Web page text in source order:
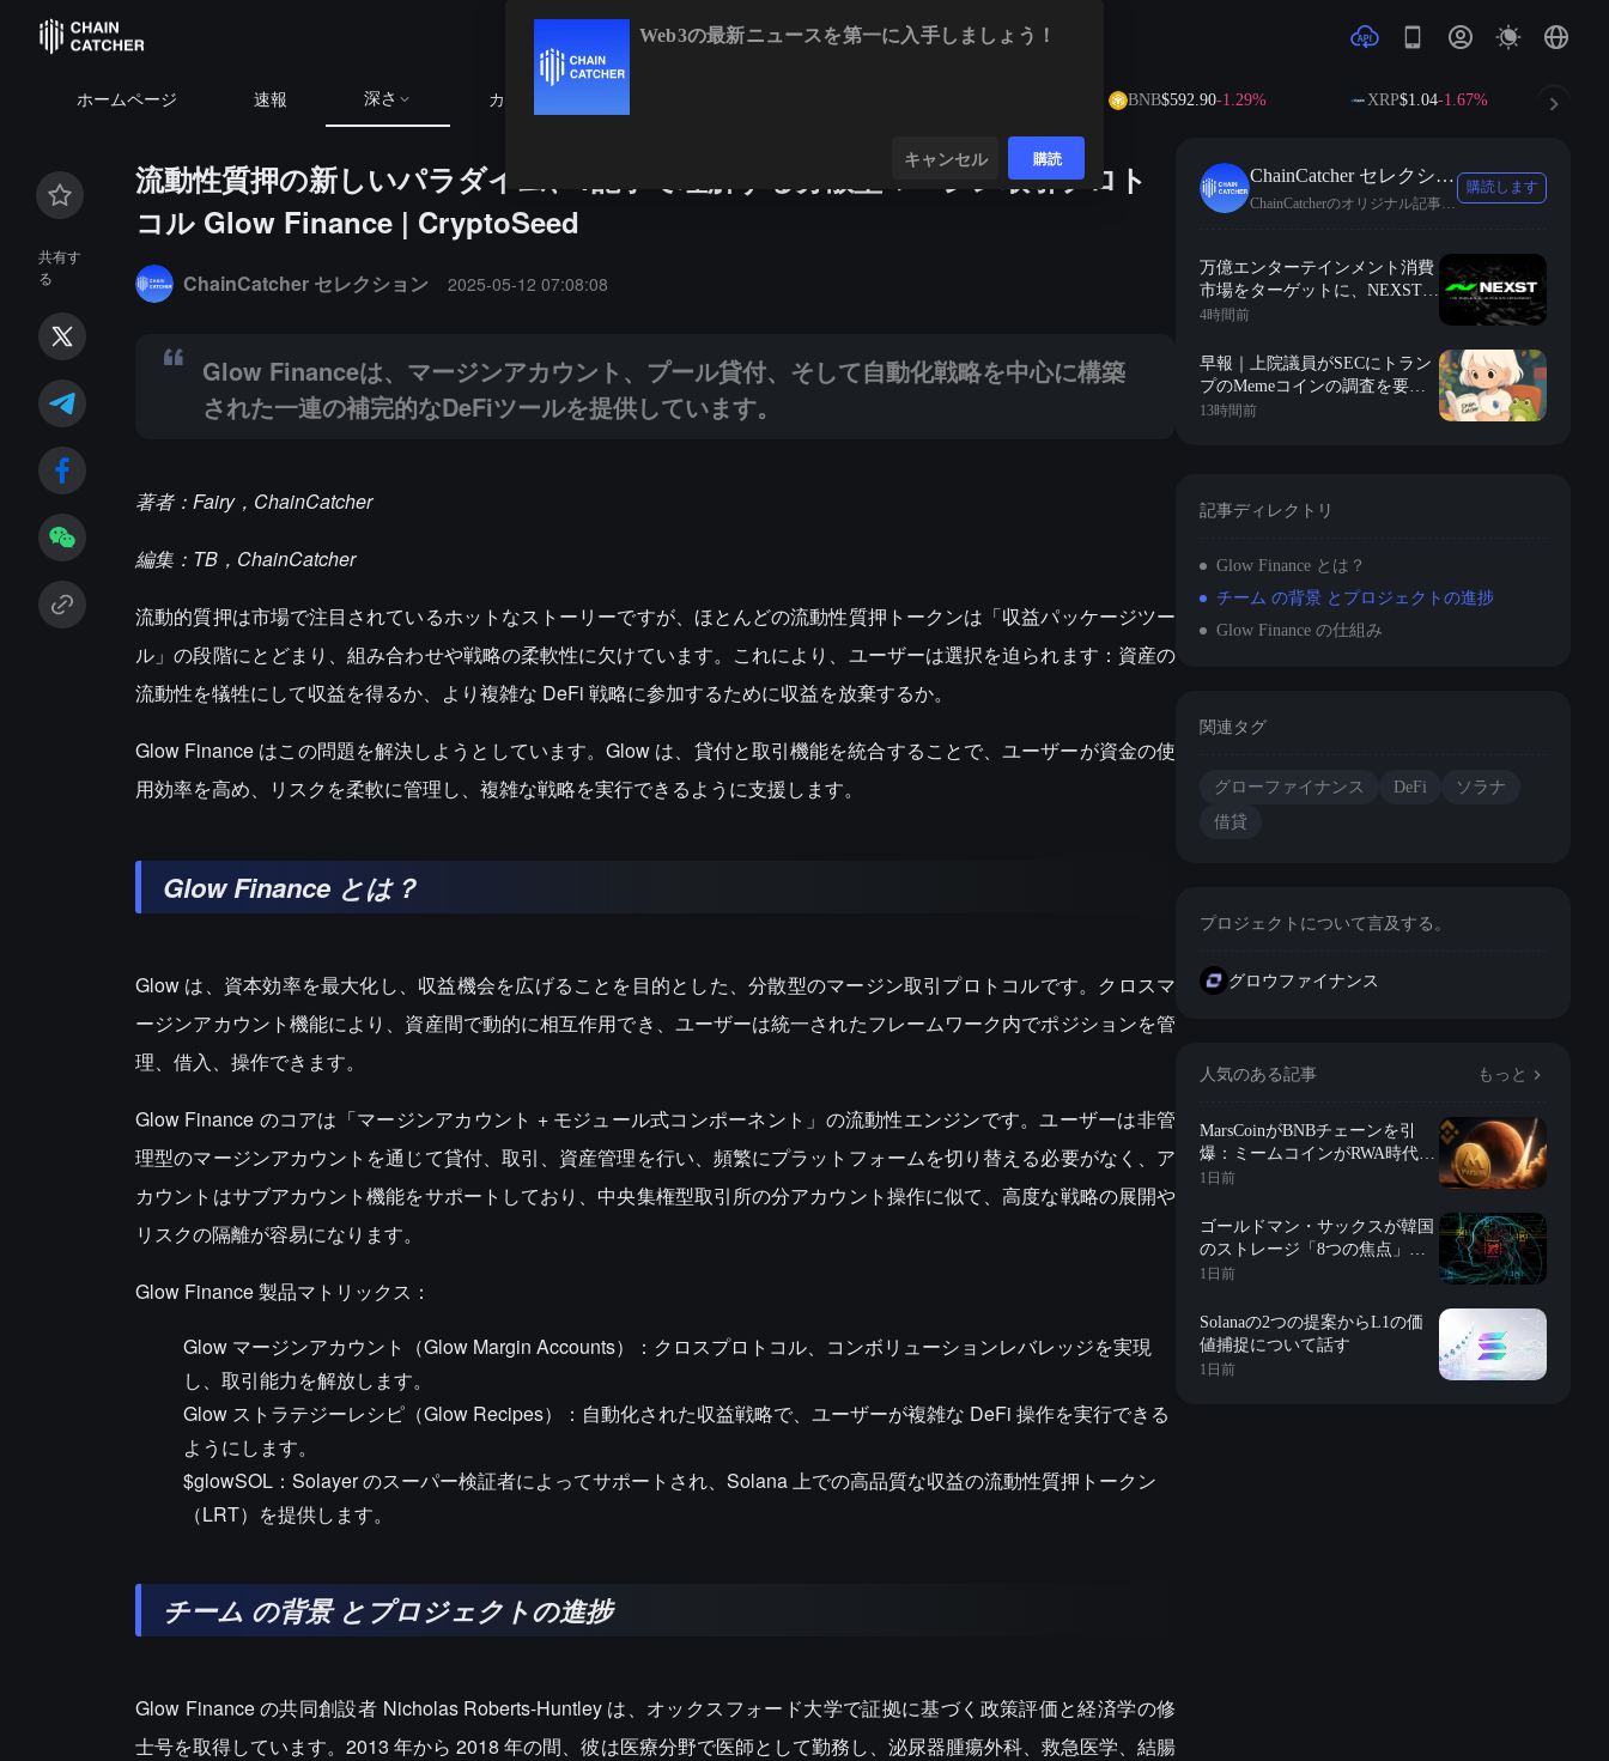
ホームページ 速報 深さ カレンダー $592.90-1.29% $1.04-1.67% SOL
共有す
る
流動性質押の新しいパラダイム、1記事で理解する分散型マージン取引プロト
コル Glow Finance | CryptoSeed
Glow Financeは、マージンアカウント、プール貸付、そして自動化戦略を中心に構築された一連の補完的なDeFiツールを提供しています。
ChainCatcher セレクション 2025-05-12 07:08:08
Glow Financeは、マージンアカウント、プール貸付、そして自動化戦略を中心に構築
された一連の補完的なDeFiツールを提供しています。
著者：Fairy，ChainCatcher
編集：TB，ChainCatcher
流動的質押は市場で注目されているホットなストーリーですが、ほとんどの流動性質押トークンは「収益パッケージツー
ル」の段階にとどまり、組み合わせや戦略の柔軟性に欠けています。これにより、ユーザーは選択を迫られます：資産の
流動性を犠牲にして収益を得るか、より複雑な DeFi 戦略に参加するために収益を放棄するか。
Glow Finance はこの問題を解決しようとしています。Glow は、貸付と取引機能を統合することで、ユーザーが資金の使
用効率を高め、リスクを柔軟に管理し、複雑な戦略を実行できるように支援します。
Glow Finance とは？
Glow は、資本効率を最大化し、収益機会を広げることを目的とした、分散型のマージン取引プロトコルです。クロスマ
ージンアカウント機能により、資産間で動的に相互作用でき、ユーザーは統一されたフレームワーク内でポジションを管
理、借入、操作できます。
Glow Finance のコアは「マージンアカウント + モジュール式コンポーネント」の流動性エンジンです。ユーザーは非管
理型のマージンアカウントを通じて貸付、取引、資産管理を行い、頻繁にプラットフォームを切り替える必要がなく、ア
カウントはサブアカウント機能をサポートしており、中央集権型取引所の分アカウント操作に似て、高度な戦略の展開や
リスクの隔離が容易になります。
Glow Finance 製品マトリックス：
Glow マージンアカウント（Glow Margin Accounts）：クロスプロトコル、コンボリューションレバレッジを実現
し、取引能力を解放します。
Glow ストラテジーレシピ（Glow Recipes）：自動化された収益戦略で、ユーザーが複雑な DeFi 操作を実行できる
ようにします。
$glowSOL：Solayer のスーパー検証者によってサポートされ、Solana 上での高品質な収益の流動性質押トークン
（LRT）を提供します。
チーム の背景 とプロジェクトの進捗
Glow Finance の共同創設者 Nicholas Roberts-Huntley は、オックスフォード大学で証拠に基づく政策評価と経済学の修
士号を取得しています。2013 年から 2018 年の間、彼は医療分野で医師として勤務し、泌尿器腫瘍外科、救急医学、結腸
ChainCatcher セレクション
ChainCatcherのオリジナル記事と厳選されたニュースを収録しています。
購読します
万億エンターテインメント消費
市場をターゲットに、NEXSTは
「AI+ RWA+VR」を用いてAIア
ます。
4時間前
早報｜上院議員がSECにトラン
プのMemeコインの調査を要
求；ロビンフッドが2億ドルの
を当てる
13時間前
記事ディレクトリ
Glow Finance とは？
チーム の背景 とプロジェクトの進捗
Glow Finance の仕組み
関連タグ
グローファイナンス DeFi
ソラナ
借貸
プロジェクトについて言及する。
グロウファイナンス
人気のある記事 もっと
MarsCoinがBNBチェーンを引
爆：ミームコインがRWA時代に
突入？
1日前
ゴールドマン・サックスが韓国
のストレージ「8つの焦点」を
詳解：評価、長期契約、在庫、
1日前
Solanaの2つの提案からL1の価
値捕捉について話す
1日前
Web3の最新ニュースを第一に入手しましょう！
キャンセル 購読